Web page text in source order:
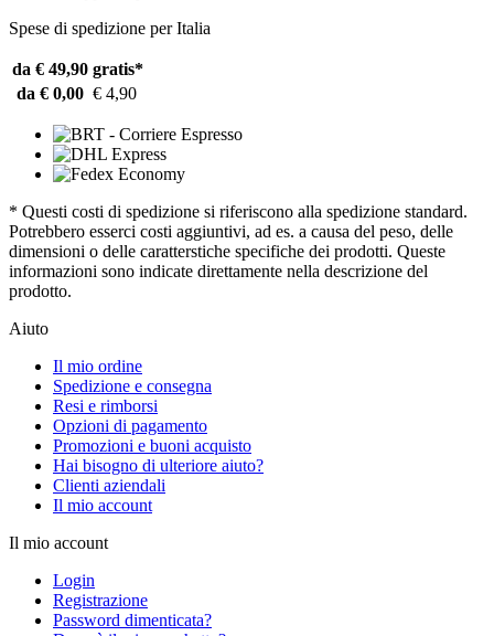
Spese di spedizione per Italia
da € 49,90 gratis*
da € 0,00 € 4,90
* Questi costi di spedizione si riferiscono alla spedizione standard.
Potrebbero esserci costi aggiuntivi, ad es. a causa del peso, delle
dimensioni o delle caratterstiche specifiche dei prodotti. Queste
informazioni sono indicate direttamente nella descrizione del
prodotto.
Aiuto
Il mio ordine
Spedizione e consegna
Resi e rimborsi
Opzioni di pagamento
Promozioni e buoni acquisto
Hai bisogno di ulteriore aiuto?
Clienti aziendali
Il mio account
Il mio account
Login
Registrazione
Password dimenticata?